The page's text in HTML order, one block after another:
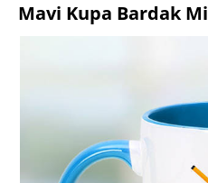
Mavi Kupa Bardak